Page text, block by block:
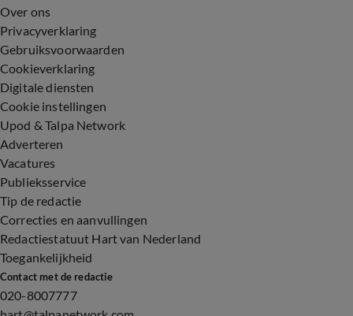
Over ons
Privacyverklaring
Gebruiksvoorwaarden
Cookieverklaring
Digitale diensten
Cookie instellingen
Upod & Talpa Network
Adverteren
Vacatures
Publieksservice
Tip de redactie
Correcties en aanvullingen
Redactiestatuut Hart van Nederland
Toegankelijkheid
Contact met de redactie
020-8007777